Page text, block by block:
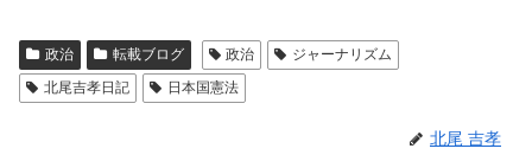
政治 転載ブログ 政治
ジャーナリズム
北尾吉孝日記
日本国憲法
北尾 吉孝